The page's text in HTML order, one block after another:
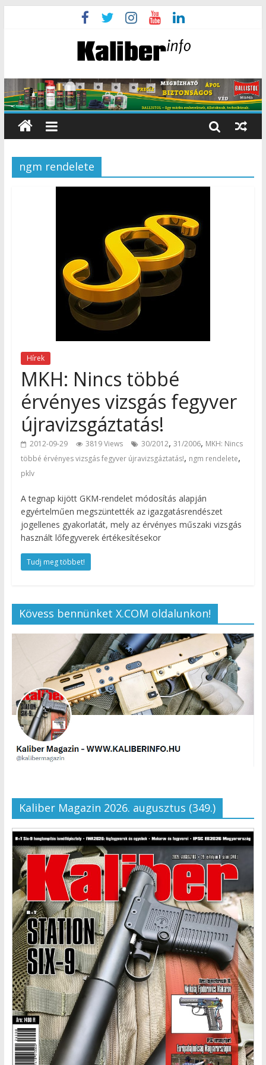
ngm rendelete
Hírek
MKH: Nincs többé
érvényes vizsgás fegyver
újravizsgáztatás!
2012-09-29 3819 Views 30/2012, 31/2006, MKH: Nincs
többé érvényes vizsgás fegyver újravizsgáztatás!, ngm rendelete,
pklv
A tegnap kijött GKM-rendelet módosítás alapján
egyértelműen megszüntették az igazgatásrendészet
jogellenes gyakorlatát, mely az érvényes műszaki vizsgás
használt lőfegyverek értékesítésekor
Tudj meg többet!
Kövess bennünket X.COM oldalunkon!
Kaliber Magazin 2026. augusztus (349.)